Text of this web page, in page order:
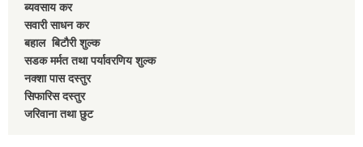
ब्यवसाय कर
सवारी साधन कर
बहाल बिटाैरी शुल्क
सडक मर्मत तथा पर्यावरणिय शुल्क
नक्शा पास दस्तुर
सिफारिस दस्तुर
जरिवाना तथा छुट